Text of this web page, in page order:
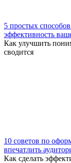
5 простых
эффективность
Как улучшить
сводится
10 советов по
впечатлить
Как сделать